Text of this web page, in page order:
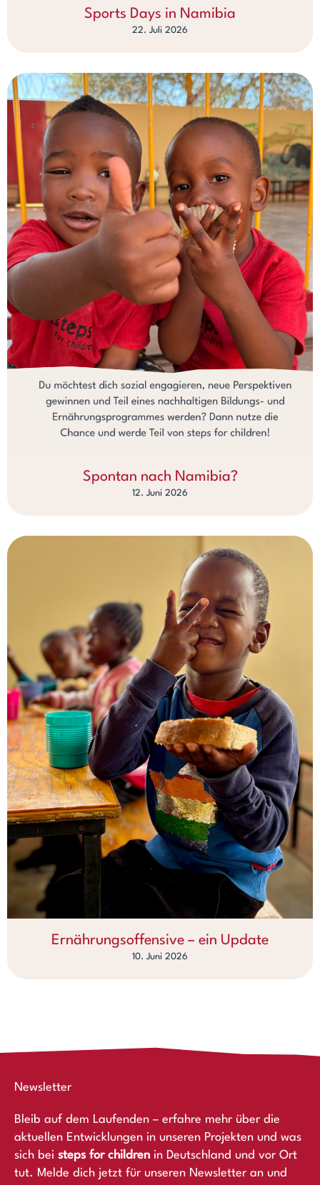
Sports Days in Namibia
22. Juli 2026
Spontan nach Namibia?
12. Juni 2026
Ernährungsoffensive – ein Update
10. Juni 2026
Newsletter
Bleib auf dem Laufenden – erfahre mehr über die
aktuellen Entwicklungen in unseren Projekten und was
sich bei steps for children in Deutschland und vor Ort
tut. Melde dich jetzt für unseren Newsletter an und